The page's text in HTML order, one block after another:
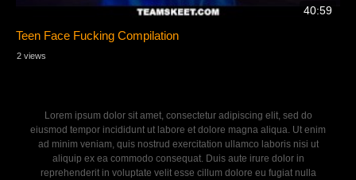
40:59
Teen Face Fucking Compilation
2 views
Lorem ipsum dolor sit amet, consectetur adipiscing elit, sed do
eiusmod tempor incididunt ut labore et dolore magna aliqua. Ut enim
ad minim veniam, quis nostrud exercitation ullamco laboris nisi ut
aliquip ex ea commodo consequat. Duis aute irure dolor in
reprehenderit in voluptate velit esse cillum dolore eu fugiat nulla